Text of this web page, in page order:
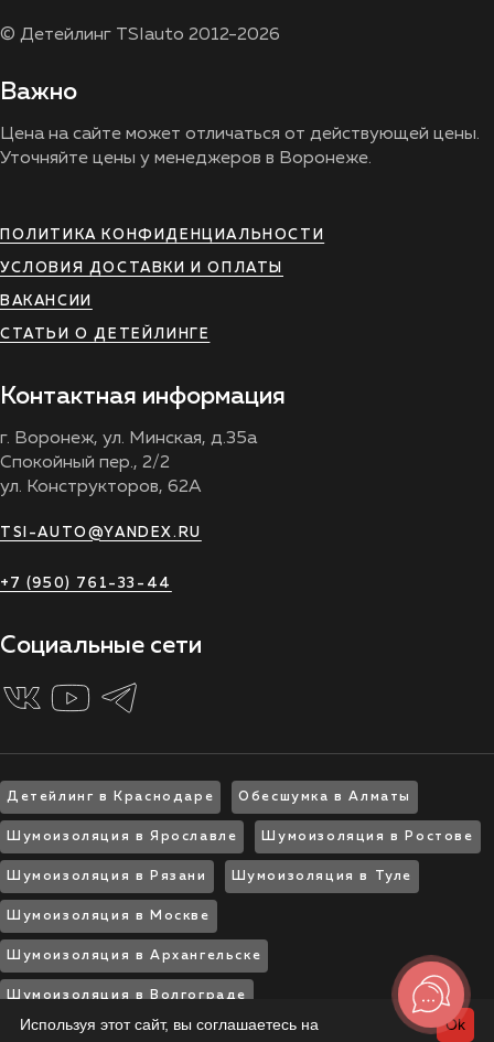
© Детейлинг TSIauto 2012-2026
Важно
Цена на сайте может отличаться от действующей цены.
Уточняйте цены у менеджеров в Воронеже.
ПОЛИТИКА КОНФИДЕНЦИАЛЬНОСТИ
УСЛОВИЯ ДОСТАВКИ И ОПЛАТЫ
ВАКАНСИИ
СТАТЬИ О ДЕТЕЙЛИНГЕ
Контактная информация
г. Воронеж, ул. Минская, д.35а
Спокойный пер., 2/2
ул. Конструкторов, 62А
TSI-AUTO@YANDEX.RU
+7 (950) 761-33-44
Социальные сети
Детейлинг в Краснодаре Обесшумка в Алматы
Шумоизоляция в Ярославле Шумоизоляция в Ростове
Шумоизоляция в Рязани Шумоизоляция в Туле
Шумоизоляция в Москве
Шумоизоляция в Архангельске
Шумоизоляция в Волгограде
Ok
Используя этот сайт, вы соглашаетесь на